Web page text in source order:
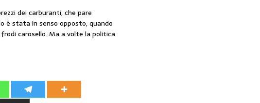
dei carburanti, che pare
è stata in senso opposto, quando
carosello. Ma a volte la politica